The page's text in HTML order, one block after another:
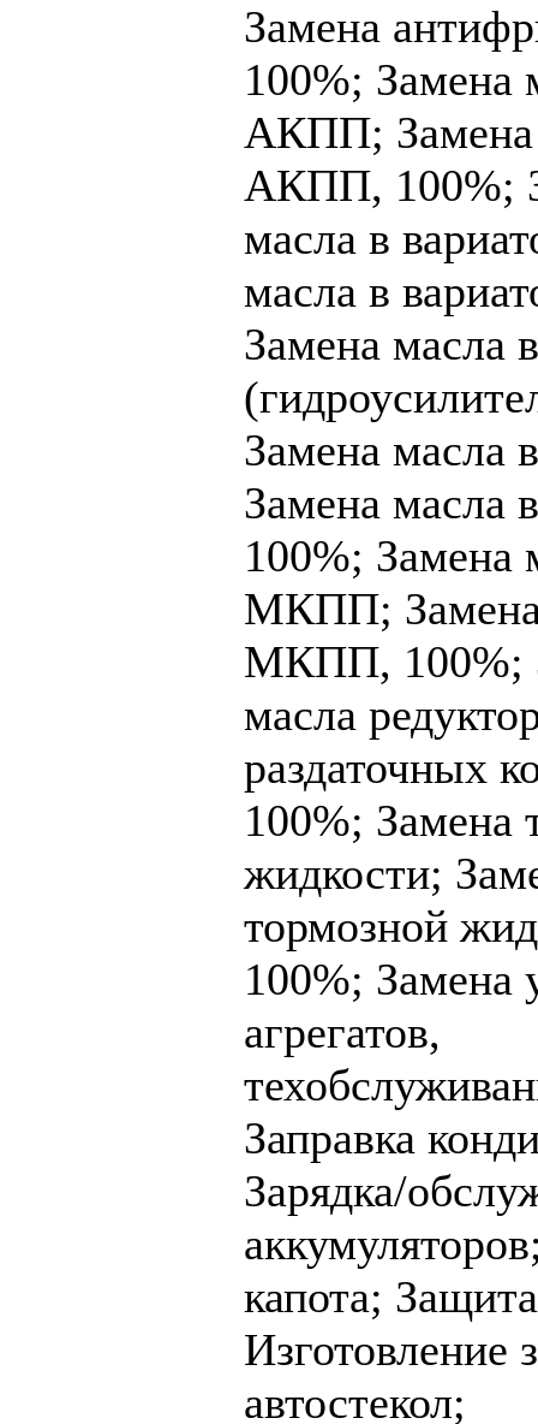
Замена
100%; Замена
АКПП;
АКПП, 100%;
масла в
масла в
Замена масла
Замена масла
Замена масла
100%; Замена
МКПП;
МКПП, 100%;
масла
раздаточных
100%; Замена
жидкости;
тормозной
100%; Замена
агрегатов,
Заправка
Зарядка/
капота;
Изготовление
автостекол;